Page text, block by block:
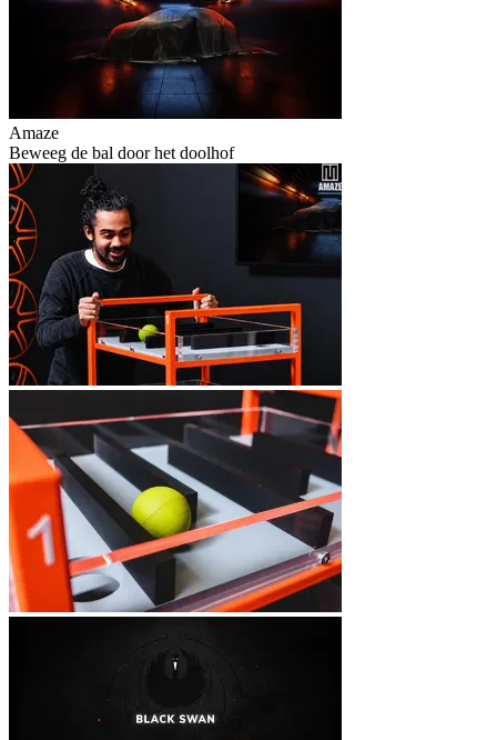
Amaze
Beweeg de bal door het doolhof